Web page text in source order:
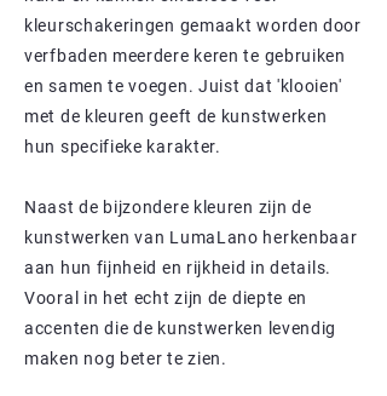
kleurschakeringen gemaakt worden door
verfbaden meerdere keren te gebruiken
en samen te voegen. Juist dat 'klooien'
met de kleuren geeft de kunstwerken
hun specifieke karakter.
Naast de bijzondere kleuren zijn de
kunstwerken van LumaLano herkenbaar
aan hun fijnheid en rijkheid in details.
Vooral in het echt zijn de diepte en
accenten die de kunstwerken levendig
maken nog beter te zien.